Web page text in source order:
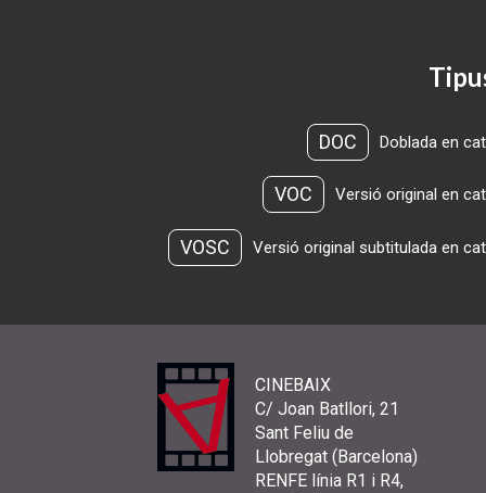
DOC Doblada en
VOC Versió original en
VOSC Versió original subtitulada en
CINEBAIX
C/ Joan Batllori, 21
Sant Feliu de
Llobregat (Barcelona)
RENFE línia R1 i R4,